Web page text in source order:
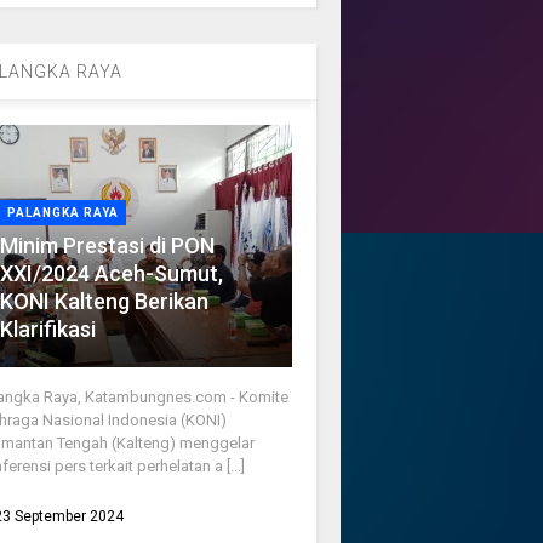
RAYA
PALANGKA RAYA
Minim Prestasi di PON
XXI/2024 Aceh-Sumut,
KONI Kalteng Berikan
Klarifikasi
Raya, Katambungnes.com - Komite
Nasional Indonesia (KONI)
Tengah (Kalteng) menggelar
pers terkait perhelatan a [...]
September 2024